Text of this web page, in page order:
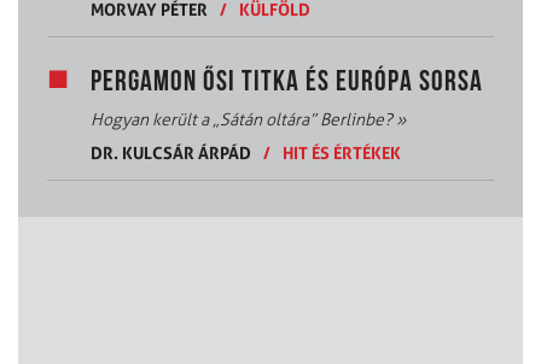
MORVAY PÉTER
/ KÜLFÖLD
PERGAMON ŐSI TITKA ÉS EURÓPA SORSA
Hogyan került a „Sátán oltára” Berlinbe?»
DR. KULCSÁR ÁRPÁD
/ HIT ÉS ÉRTÉKEK